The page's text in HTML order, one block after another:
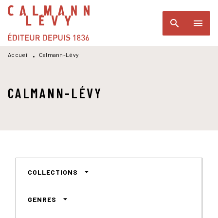
MENU RECHERCHE
PIED DE PAGE
search menu
Accueil • Calmann-Lévy
CALMANN-LÉVY
COLLECTIONS arrow_drop_down
GENRES arrow_drop_down